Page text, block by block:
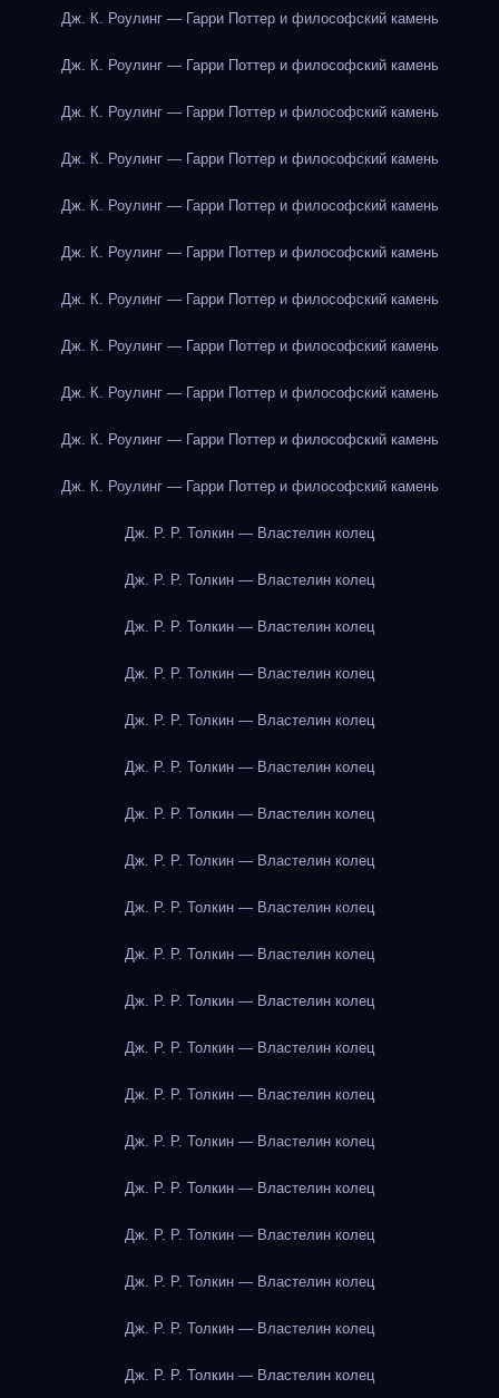
Дж. К. Роулинг — Гарри Поттер и философский камень
Дж. К. Роулинг — Гарри Поттер и философский камень
Дж. К. Роулинг — Гарри Поттер и философский камень
Дж. К. Роулинг — Гарри Поттер и философский камень
Дж. К. Роулинг — Гарри Поттер и философский камень
Дж. К. Роулинг — Гарри Поттер и философский камень
Дж. К. Роулинг — Гарри Поттер и философский камень
Дж. К. Роулинг — Гарри Поттер и философский камень
Дж. К. Роулинг — Гарри Поттер и философский камень
Дж. К. Роулинг — Гарри Поттер и философский камень
Дж. К. Роулинг — Гарри Поттер и философский камень
Дж. Р. Р. Толкин — Властелин колец
Дж. Р. Р. Толкин — Властелин колец
Дж. Р. Р. Толкин — Властелин колец
Дж. Р. Р. Толкин — Властелин колец
Дж. Р. Р. Толкин — Властелин колец
Дж. Р. Р. Толкин — Властелин колец
Дж. Р. Р. Толкин — Властелин колец
Дж. Р. Р. Толкин — Властелин колец
Дж. Р. Р. Толкин — Властелин колец
Дж. Р. Р. Толкин — Властелин колец
Дж. Р. Р. Толкин — Властелин колец
Дж. Р. Р. Толкин — Властелин колец
Дж. Р. Р. Толкин — Властелин колец
Дж. Р. Р. Толкин — Властелин колец
Дж. Р. Р. Толкин — Властелин колец
Дж. Р. Р. Толкин — Властелин колец
Дж. Р. Р. Толкин — Властелин колец
Дж. Р. Р. Толкин — Властелин колец
Дж. Р. Р. Толкин — Властелин колец